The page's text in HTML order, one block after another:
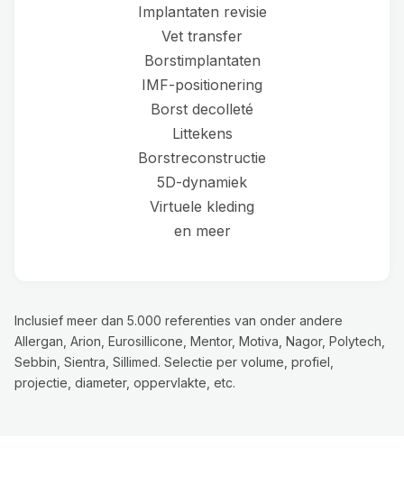
Implantaten revisie
Vet transfer
Borstimplantaten
IMF-positionering
Borst decolleté
Littekens
Borstreconstructie
5D-dynamiek
Virtuele kleding
en meer
Inclusief meer dan 5.000 referenties van onder andere
Allergan, Arion, Eurosillicone, Mentor, Motiva, Nagor, Polytech,
Sebbin, Sientra, Sillimed. Selectie per volume, profiel,
projectie, diameter, oppervlakte, etc.